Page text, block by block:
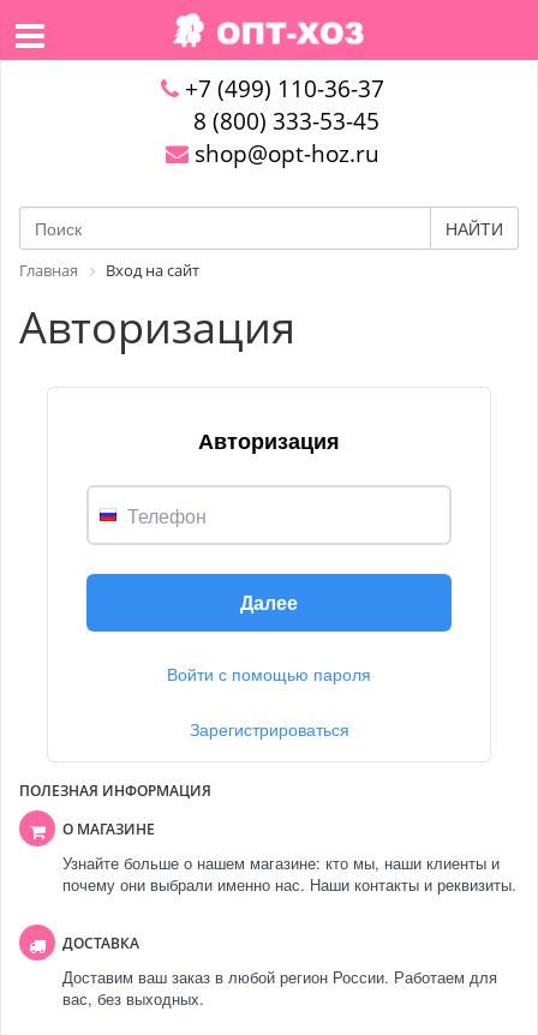
+7 (499) 110-36-37
8 (800) 333-53-45
shop@opt-hoz.ru
НАЙТИ
Главная Вход на сайт
Авторизация
Авторизация
Телефон
Далее
Войти с помощью пароля
Зарегистрироваться
ПОЛЕЗНАЯ ИНФОРМАЦИЯ
О МАГАЗИНЕ
Узнайте больше о нашем магазине: кто мы, наши клиенты и
почему они выбрали именно нас. Наши контакты и реквизиты.
ДОСТАВКА
Доставим ваш заказ в любой регион России. Работаем для
вас, без выходных.